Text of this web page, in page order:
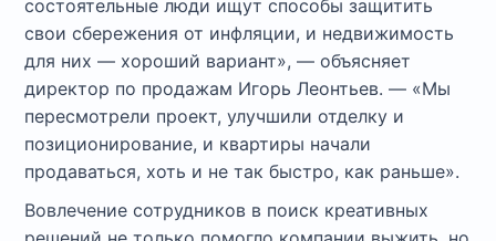
состоятельные люди ищут способы защитить
свои сбережения от инфляции, и недвижимость
для них — хороший вариант», — объясняет
директор по продажам Игорь Леонтьев. — «Мы
пересмотрели проект, улучшили отделку и
позиционирование, и квартиры начали
продаваться, хоть и не так быстро, как раньше».
Вовлечение сотрудников в поиск креативных